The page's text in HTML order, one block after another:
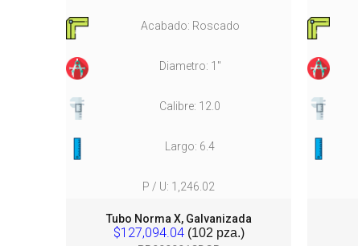
Acabado: Roscado
Diametro: 1"
Calibre: 12.0
Largo: 6.4
P / U: 1,246.02
Tubo Norma X, Galvanizada
$127,094.04(102 pza.)